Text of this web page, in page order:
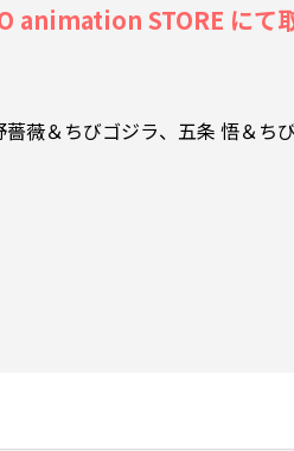
animation STORE にて
薇＆ちびゴジラ、五条 悟＆ち